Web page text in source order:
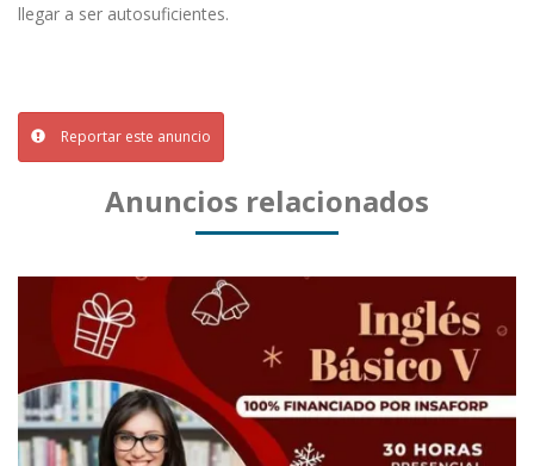
llegar a ser autosuficientes.
Reportar este anuncio
Anuncios relacionados